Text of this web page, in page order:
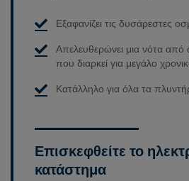
Εξαφανίζει τις δυσάρεστες
Απελευθερώνει μια νότα
που διαρκεί για μεγάλο
Κατάλληλο για όλα τα
Επισκεφθείτε το
κατάστημα